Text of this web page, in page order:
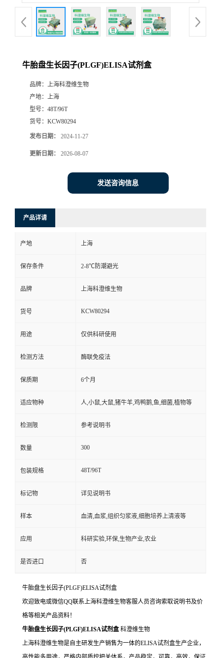
牛胎盘生长因子(PLGF)ELISA试剂盒
品牌：
上海科澄维生物
产地：
上海
型号： 48T/96T
货号： KCW80294
发布日期： 2024-11-27
更新日期： 2026-08-07
发送咨询信息
产品详请
产地 上海
保存条件 2-8℃防潮避光
品牌 上海科澄维生物
货号 KCW80294
用途 仅供科研使用
检测方法 酶联免疫法
保质期 6个月
适应物种 人,小鼠,大鼠,猪牛羊,鸡鸭鹅,鱼,细菌,植物等
检测限 参考说明书
数量 300
包装规格 48T/96T
标记物 详见说明书
样本 血清,血浆,组织匀浆液,细胞培养上清液等
应用 科研实验,环保,生物产业,农业
是否进口 否
牛胎盘生长因子(PLGF)ELISA试剂盒
欢迎致电或微信QQ联系上海科澄维生物客服人员咨询索取说明书及价
格等相关产品资料！
牛胎盘生长因子(PLGF)ELISA试剂盒 科澄维生物
上海科澄维生物是自主研发生产销售为一体的ELISA试剂盒生产企业，